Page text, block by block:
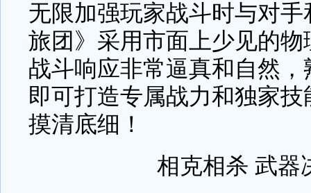
无限加强玩家战斗时与对
旅团》采用市面上少见的
战斗响应非常逼真和自然
即可打造专属战力和独家
摸清底细！
相克相杀 武器